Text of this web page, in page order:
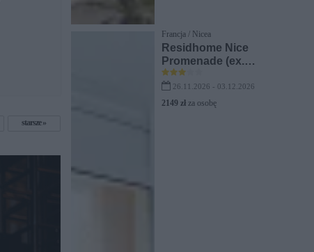
starsze
Francja / Nicea
Residhome Nice
Promenade (ex.
Citadines Promenade
Nice)26.11.2026 - 03.12.2026
2149 zł za osobę